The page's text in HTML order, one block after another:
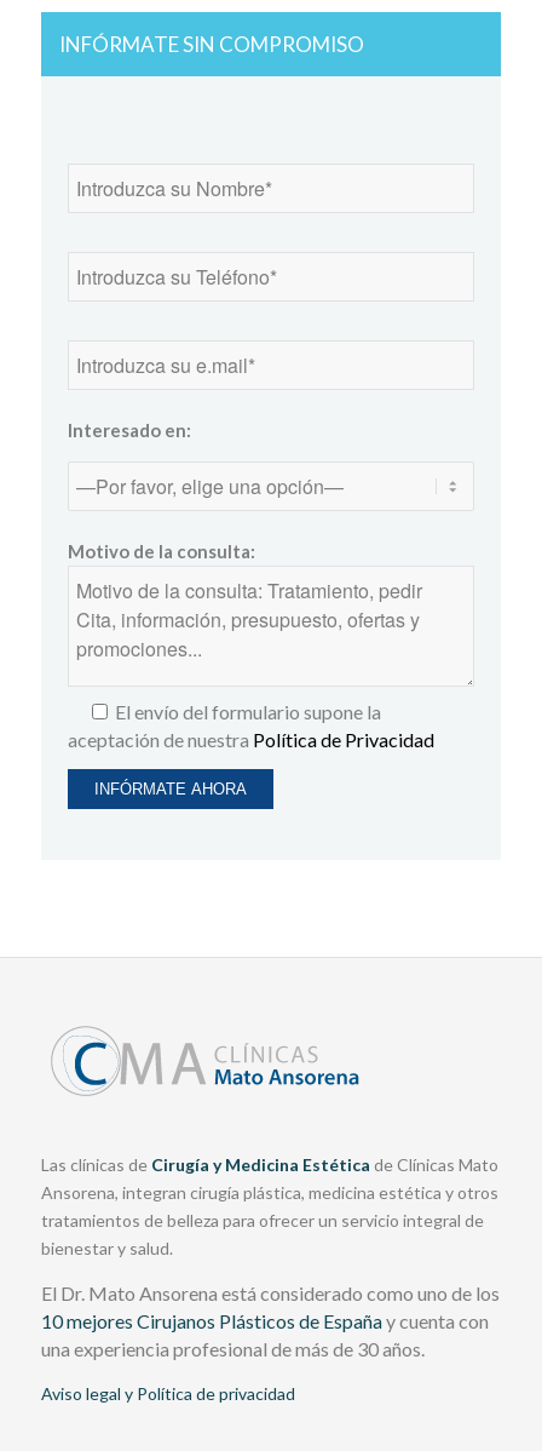
INFÓRMATE SIN COMPROMISO
Interesado en:
Motivo de la consulta:
El envío del formulario supone la
aceptación de nuestra Política de Privacidad
Las clínicas de Cirugía y Medicina Estética de Clínicas Mato
Ansorena, integran cirugía plástica, medicina estética y otros
tratamientos de belleza para ofrecer un servicio integral de
bienestar y salud.
El Dr. Mato Ansorena está considerado como uno de los
10 mejores Cirujanos Plásticos de Españay cuenta con
una experiencia profesional de más de 30 años.
Aviso legal y Política de privacidad